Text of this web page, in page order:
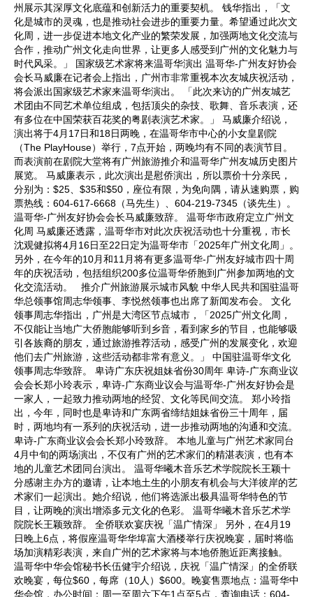
州展示其深厚文化底蕴和创新活力的重要契机。 钱华指出，「文
化是城市的灵魂，也是推动社会进步的重要力量。希望通过此次文
化周，进一步促进本地文化产业的繁荣发展，加强两地文化交流与
合作，推动广州文化走向世界，让更多人感受到广州的文化魅力与
时代风采。」 国家级艺术家将来温哥华演出 温哥华-广州友好协会
会长马威廉在记者会上指出，广州市非常重视本次友城庆祝活动，
将会派出国家级艺术家来温哥华演出。 「此次来访的广州友城艺
术团由不同艺术单位组成，包括顶尖的杂技、歌舞、音乐表演，还
有多位在中国荣获百花奖的粤剧表演艺术家。」 马威廉介绍说，
演出将于4月17日和18日两晚，在温哥华市中心的小女皇剧院
（The PlayHouse）举行，7点开始，两晚均有不同的表演节目。
而表演前在剧院大堂将有广州旅游推介和温哥华广州友城历史图片
展览。 马威廉表示，此次演出是慰侨演出，所以票价十分亲民，
分别为：$25、$35和$50，座位有限，为免向隅，请从速购票，购
票热线：604-617-6668（马先生）、604-219-7345（谈先生）。
温哥华-广州友好协会会长马威廉致辞。 温哥华市政府定立广州文
化周 马威廉还透露，温哥华市对此次庆祝活动也十分重视，市长
沈观健拟将4月16日至22日定为温哥华市「2025年广州文化周」。
另外，在今年的10月和11月将有更多温哥华-广州友好城市四十周
年的庆祝活动，包括组织200多位温哥华侨胞到广州参加两地的文
化交流活动。 推介广州旅游展示城市风貌 中华人民共和国驻温哥
华总领事馆周志华领事、李悦然领事也出席了新闻发布会。 文化
领事周志华指出，广州是大湾区节点城市，「2025广州文化周，
不仅能让当地广大侨胞能够听到乡音，看到家乡的节目，也能够吸
引各族裔的朋友，通过旅游推荐活动，感受广州的发展变化，欢迎
他们去广州旅游，这些活动都非常有意义。」 中国驻温哥华文化
领事周志华致辞。 卑诗广东庆祝姐妹省份30周年 卑诗-广东商业议
会会长郑小玲表示，卑诗-广东商业议会与温哥华-广州友好协会是
一家人，一起致力推动两地的经贸、文化等民间交流。 郑小玲指
出，今年，同时也是卑诗和广东两省缔结姐妹省份三十周年，届
时，两地均有一系列的庆祝活动，进一步推动两地的沟通和交流。
卑诗-广东商业议会会长郑小玲致辞。 本地儿童与广州艺术家同台
4月中旬的两场演出，不仅有广州的艺术家们的精湛表演，也有本
地的儿童艺术团同台演出。 温哥华曦木音乐艺术学院院长王颖十
分感谢主办方的邀请，让本地土生的小朋友有机会与大洋彼岸的艺
术家们一起演出。她介绍说，他们将选派出极具温哥华特色的节
目，让两晚的演出增添多元文化的色彩。 温哥华曦木音乐艺术学
院院长王颖致辞。 全侨联欢宴庆祝「温广情深」 另外，在4月19
日晚上6点，将假座温哥华华埠富大酒楼举行庆祝晚宴，届时将临
场加演精彩表演，来自广州的艺术家将与本地侨胞近距离接触。
温哥华中华会馆秘书长伍健宇介绍说，庆祝「温广情深」的全侨联
欢晚宴，每位$60，每席（10人）$600。晚宴售票地点：温哥华中
华会馆，办公时间：周一至周六下午1点至5点，查询电话：604-